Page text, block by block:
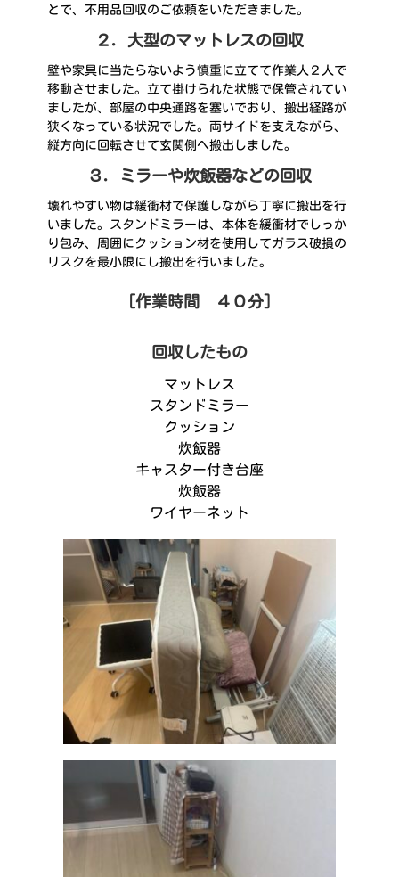
とで、不用品回収のご依頼をいただきました。
２．大型のマットレスの回収
壁や家具に当たらないよう慎重に立てて作業人２人で
移動させました。立て掛けられた状態で保管されてい
ましたが、部屋の中央通路を塞いでおり、搬出経路が
狭くなっている状況でした。両サイドを支えながら、
縦方向に回転させて玄関側へ搬出しました。
３．ミラーや炊飯器などの回収
壊れやすい物は緩衝材で保護しながら丁寧に搬出を行
いました。スタンドミラーは、本体を緩衝材でしっか
り包み、周囲にクッション材を使用してガラス破損の
リスクを最小限にし搬出を行いました。
［作業時間 ４０分］
回収したもの
マットレス
スタンドミラー
クッション
炊飯器
キャスター付き台座
炊飯器
ワイヤーネット